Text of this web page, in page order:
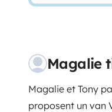
Magalie
Magalie et Tony
proposent un van